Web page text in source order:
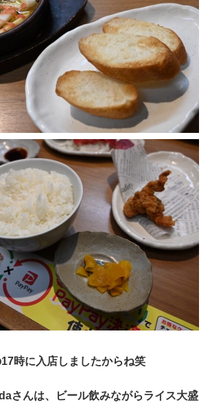
時に入店しましたからね笑
さんは、ビール飲みながらライス大盛